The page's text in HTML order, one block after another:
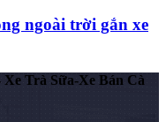
ngoài trời gắn xe
Trà Sữa-Xe Bán Cà